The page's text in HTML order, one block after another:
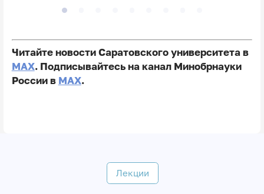
Читайте новости Саратовского университета в
MAX. Подписывайтесь на канал Минобрнауки
России в MAX.
Лекции